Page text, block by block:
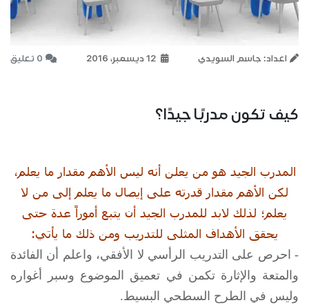
اعداد: جاسم السويدي 0 تعليق
كيف تكون مدربًا جيدًا؟
المدرب الجيد هو من يعلن أنه ليس الأهم مقدار ما يعلم،
لكن الأهم مقدار قدرته على إيصال ما يعلم إلى من لا
يعلم؛ لذلك لابد للمدرب الجيد أن يتبع أموراً عدة حتى
يحقق الأهداف المثلى للتدريب ومن ذلك ما يأتي:
- احرص على التدريب الرأسي لا الأفقي، واعلم أن الفائدة
والمتعة والإثارة تكمن في تعميق الموضوع وسبر أغواره
وليس في الطرح السطحي البسيط.